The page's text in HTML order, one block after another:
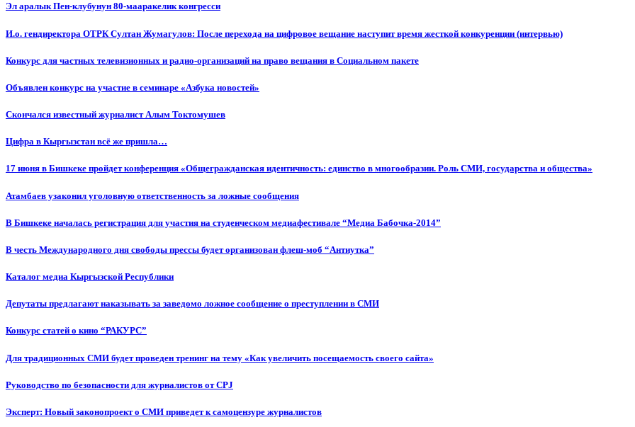
Эл аралык Пен-клубунун 80-мааракелик конгресси
И.о. гендиректора ОТРК Султан Жумагулов: После перехода на цифровое вещание наступит время жесткой конкуренции (интервью)
Конкурс для частных телевизионных и радио-организаций на право вещания в Социальном пакете
Объявлен конкурс на участие в семинаре «Азбука новостей»
Cкончался известный журналист Алым Токтомушев
Цифра в Кыргызстан всё же пришла…
17 июня в Бишкеке пройдет конференция «Общегражданская идентичность: единство в многообразии. Роль СМИ, государства и общества»
Атамбаев узаконил уголовную ответственность за ложные сообщения
В Бишкеке началась регистрация для участия на студенческом медиафестивале “Медиа Бабочка-2014”
В честь Международного дня свободы прессы будет организован флеш-моб “Антиутка”
Каталог медиа Кыргызской Республики
Депутаты предлагают наказывать за заведомо ложное сообщение о преступлении в СМИ
Конкурс статей о кино “РАКУРС”
Для традиционных СМИ будет проведен тренинг на тему «Как увеличить посещаемость своего сайта»
Руководство по безопасности для журналистов от CPJ
Эксперт: Новый законопроект о СМИ приведет к самоцензуре журналистов